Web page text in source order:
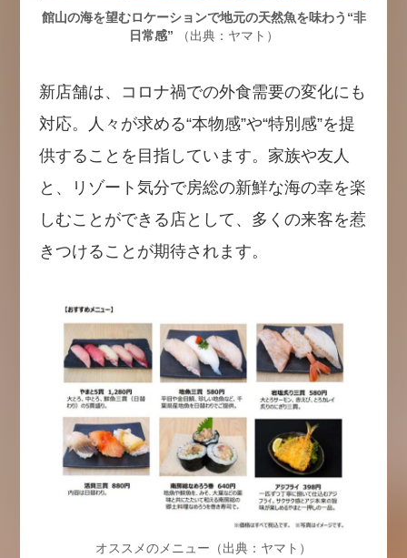
館山の海を望むロケーションで地元の天然魚を味わう“非
日常感” （出典：ヤマト）
新店舗は、コロナ禍での外食需要の変化にも
対応。人々が求める“本物感”や“特別感”を提
供することを目指しています。家族や友人
と、リゾート気分で房総の新鮮な海の幸を楽
しむことができる店として、多くの来客を惹
きつけることが期待されます。
オススメのメニュー（出典：ヤマト）